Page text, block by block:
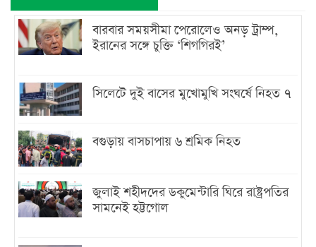
বারবার সময়সীমা পেরোলেও অনড় ট্রাম্প,
ইরানের সঙ্গে চুক্তি ‘শিগগিরই’
সিলেটে দুই বাসের মুখোমুখি সংঘর্ষে নিহত ৭
বগুড়ায় বাসচাপায় ৬ শ্রমিক নিহত
জুলাই শহীদদের ডকুমেন্টারি ঘিরে রাষ্ট্রপতির
সামনেই হট্টগোল